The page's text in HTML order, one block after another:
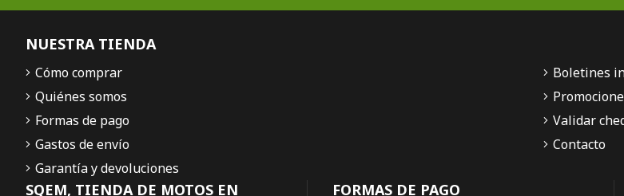
SQEM, TIENDA DE MOTOS EN FORMAS DE PAGO
NUESTRA TIENDA
Cómo comprar
Quiénes somos
Formas de pago
Gastos de envío
Garantía y devoluciones
Boletines
Validar
Contacto